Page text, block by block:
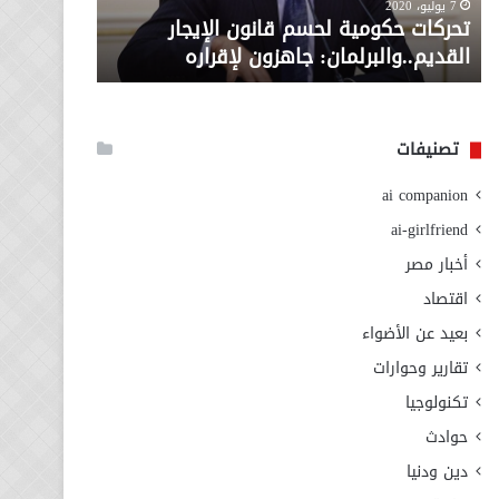
لإقراره
7 يوليو، 2020
تحركات حكومية لحسم قانون الإيجار
القديم..والبرلمان: جاهزون لإقراره
من
وزارة
الاجتماعي
تصنيفات
ai companion
ai-girlfriend
أخبار مصر
اقتصاد
بعيد عن الأضواء
تقارير وحوارات
تكنولوجيا
حوادث
دين ودنيا